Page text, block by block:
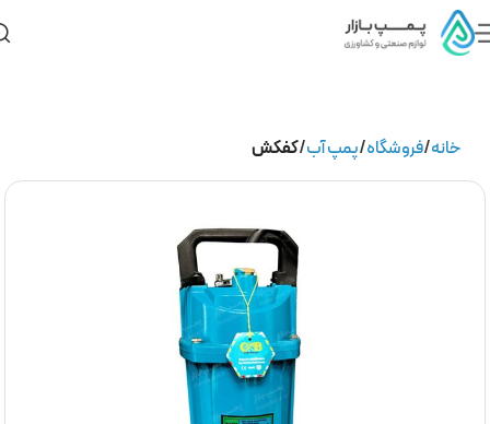
خانه فروشگاه پمپ آب کفکش